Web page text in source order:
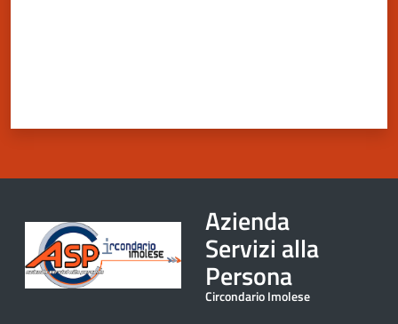
Azienda
Servizi alla
Persona
Circondario Imolese